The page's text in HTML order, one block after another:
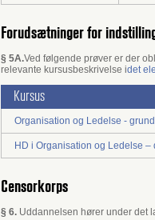
Forudsætninger for
§ 5A.Ved følgende prøver er der
relevante kursusbeskrivelse idet
Kursus
Organisation og Ledelse -
HD i Organisation og Ledelse
Censorkorps
§ 6. Uddannelsen hører under det